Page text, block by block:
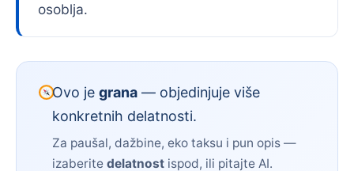
osoblja.
Ovo je grana— objedinjuje više
konkretnih delatnosti.
Za paušal, dažbine, eko taksu i pun opis —
izaberite delatnostispod, ili pitajte AI.